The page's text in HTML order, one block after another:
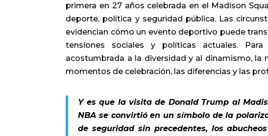
primera en 27 años celebrada en el Madison
deporte, política y seguridad pública. Las
evidencian cómo un evento deportivo puede
tensiones sociales y políticas actuales.
acostumbrada a la diversidad y al dinamismo,
momentos de celebración, las diferencias y las
Y es que la visita de Donald Trump al
NBA se convirtió en un símbolo de la
de seguridad sin precedentes, los